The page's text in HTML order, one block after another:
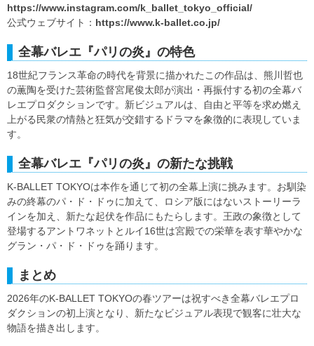
https://www.instagram.com/k_ballet_tokyo_official/
公式ウェブサイト： https://www.k-ballet.co.jp/
全幕バレエ『パリの炎』の特色
18世紀フランス革命の時代を背景に描かれたこの作品は、熊川哲也
の薫陶を受けた芸術監督宮尾俊太郎が演出・再振付する初の全幕バ
レエプロダクションです。新ビジュアルは、自由と平等を求め燃え
上がる民衆の情熱と狂気が交錯するドラマを象徴的に表現していま
す。
全幕バレエ『パリの炎』の新たな挑戦
K-BALLET TOKYOは本作を通じて初の全幕上演に挑みます。お馴染
みの終幕のパ・ド・ドゥに加えて、ロシア版にはないストーリーラ
インを加え、新たな起伏を作品にもたらします。王政の象徴として
登場するアントワネットとルイ16世は宮殿での栄華を表す華やかな
グラン・パ・ド・ドゥを踊ります。
まとめ
2026年のK-BALLET TOKYOの春ツアーは祝すべき全幕バレエプロ
ダクションの初上演となり、新たなビジュアル表現で観客に壮大な
物語を描き出します。